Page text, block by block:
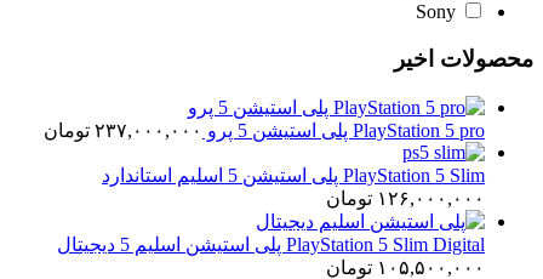
Sony
محصولات اخیر
PlayStation 5 pro پلی استیشن 5 پرو ۲۳۷,۰۰۰,۰۰۰ تومان
PlayStation 5 Slim پلی استیشن 5 اسلیم استاندارد
۱۲۶,۰۰۰,۰۰۰ تومان
PlayStation 5 Slim Digital پلی استیشن اسلیم 5 دیجیتال
۱۰۵,۵۰۰,۰۰۰ تومان